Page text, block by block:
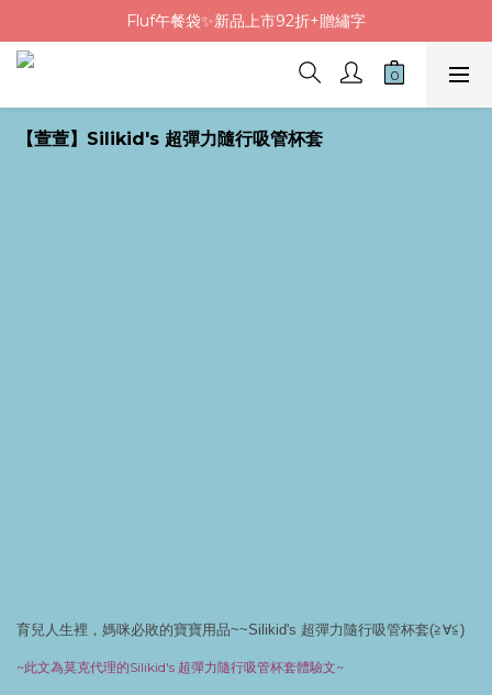
Fluf午餐袋✨新品上市92折+贈繡字
Fluf午餐袋✨新品上市92折+贈繡字
三色碗組上市🍚贈中英文姓名&【水果】雷雕
🦉韓國小眾包包品牌5折
Fluf午餐袋✨新品上市92折+贈繡字
【萱萱】Silikid's 超彈力隨行吸管杯套
育兒人生裡，媽咪必敗的寶寶用品~~Silikid's 超彈力隨行吸管杯套(≧∀≦)
~此文為莫克代理的Silikid's 超彈力隨行吸管杯套體驗文~